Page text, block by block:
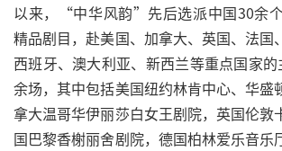
以来，“中华风韵”先后选派中国30余
精品剧目，赴美国、加拿大、英国、法国
西班牙、澳大利亚、新西兰等重点国家
余场，其中包括美国纽约林肯中心、华盛
拿大温哥华伊丽莎白女王剧院，英国伦敦
国巴黎香榭丽舍剧院，德国柏林爱乐音乐